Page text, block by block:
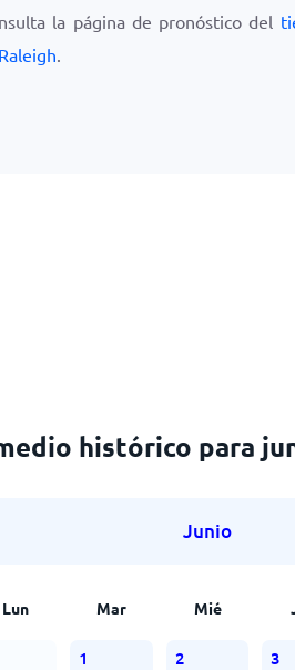
la página de pronóstico del
.
histórico para
Junio
Lun Mar Mié
1 2 3